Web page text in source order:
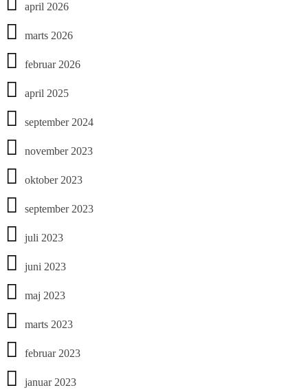
april 2026
marts 2026
februar 2026
april 2025
september 2024
november 2023
oktober 2023
september 2023
juli 2023
juni 2023
maj 2023
marts 2023
februar 2023
januar 2023